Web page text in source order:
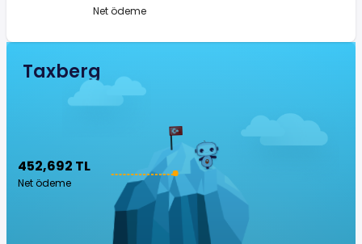
Net ödeme
Taxberg
452,692 TL
Net ödeme